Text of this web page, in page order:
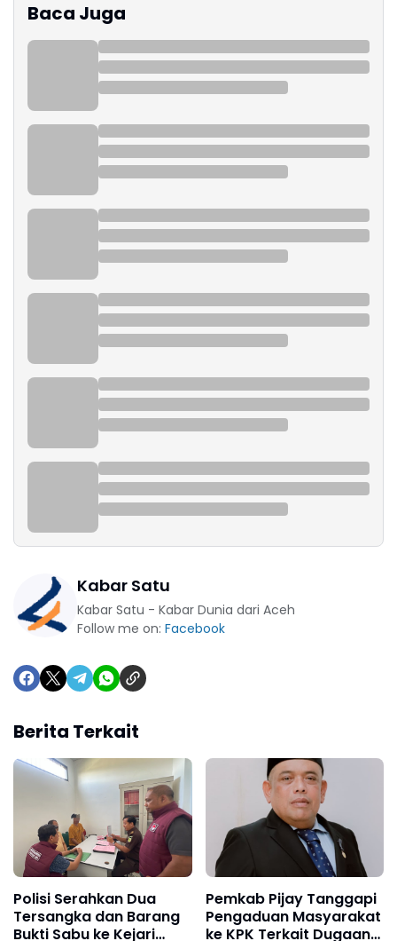
Baca Juga
Kabar Satu
Kabar Satu - Kabar Dunia dari Aceh
Follow me on: Facebook
Berita Terkait
Polisi Serahkan Dua
Tersangka dan Barang
Bukti Sabu ke Kejari
Pemkab Pijay Tanggapi
Pengaduan Masyarakat
ke KPK Terkait Dugaan